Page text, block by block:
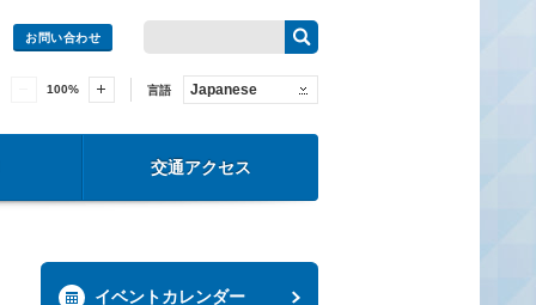
お問い合わせ
100% 言語 Japanese
交通アクセス
イベントカレンダー